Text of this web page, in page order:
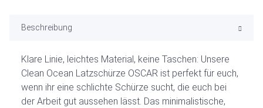
Beschreibung
Klare Linie, leichtes Material, keine Taschen: Unsere
Clean Ocean Latzschürze OSCAR ist perfekt für euch,
wenn ihr eine schlichte Schürze sucht, die euch bei
der Arbeit gut aussehen lässt. Das minimalistische,